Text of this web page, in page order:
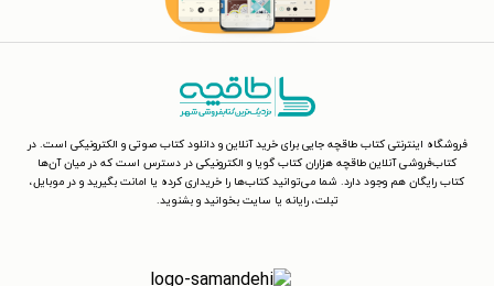
فروشگاه اینترنتی کتاب طاقچه جایی برای خرید آنلاین و دانلود کتاب صوتی و الکترونیکی است. در
کتاب‌فروشی آنلاین طاقچه هزاران کتاب گویا و الکترونیکی در دسترس است که در میان آن‌ها
کتاب رایگان هم وجود دارد. شما می‌توانید کتاب‌ها را خریداری کرده یا امانت بگیرید و در موبایل،
تبلت، رایانه یا سایت بخوانید و بشنوید.